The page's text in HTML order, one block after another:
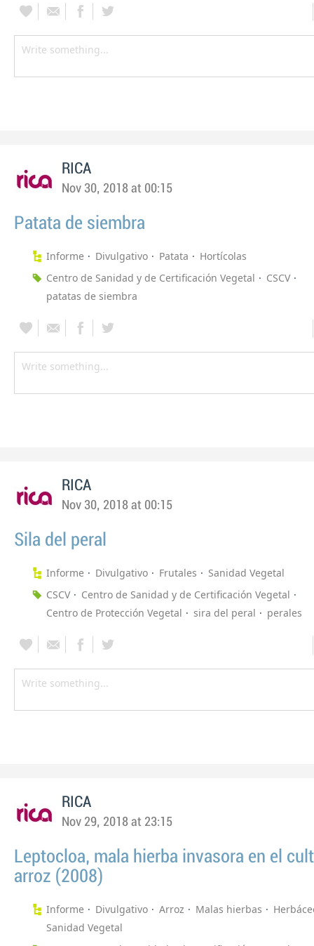
RICA
Nov 30, 2018 at 00:15
Patata de siembra
Informe Divulgativo Patata
Hortícolas
Centro de Sanidad y de Certificación Vegetal
CSCV
patatas de siembra
RICA
Nov 30, 2018 at 00:15
Sila del peral
Informe Divulgativo Frutales
Sanidad Vegetal
CSCV
Centro de Sanidad y de Certificación Vegetal
Centro de Protección Vegetal
sira del peral perales
RICA
Nov 29, 2018 at 23:15
Leptocloa, mala hierba invasora en el
arroz (2008)
Informe Divulgativo Arroz Malas hierbas
Sanidad Vegetal